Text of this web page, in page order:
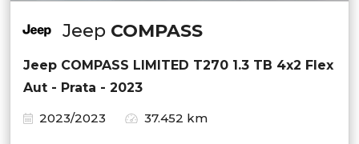
Jeep COMPASS
Jeep COMPASS LIMITED T270 1.3 TB 4x2 Flex
Aut - Prata - 2023
2023/2023
37.452 km